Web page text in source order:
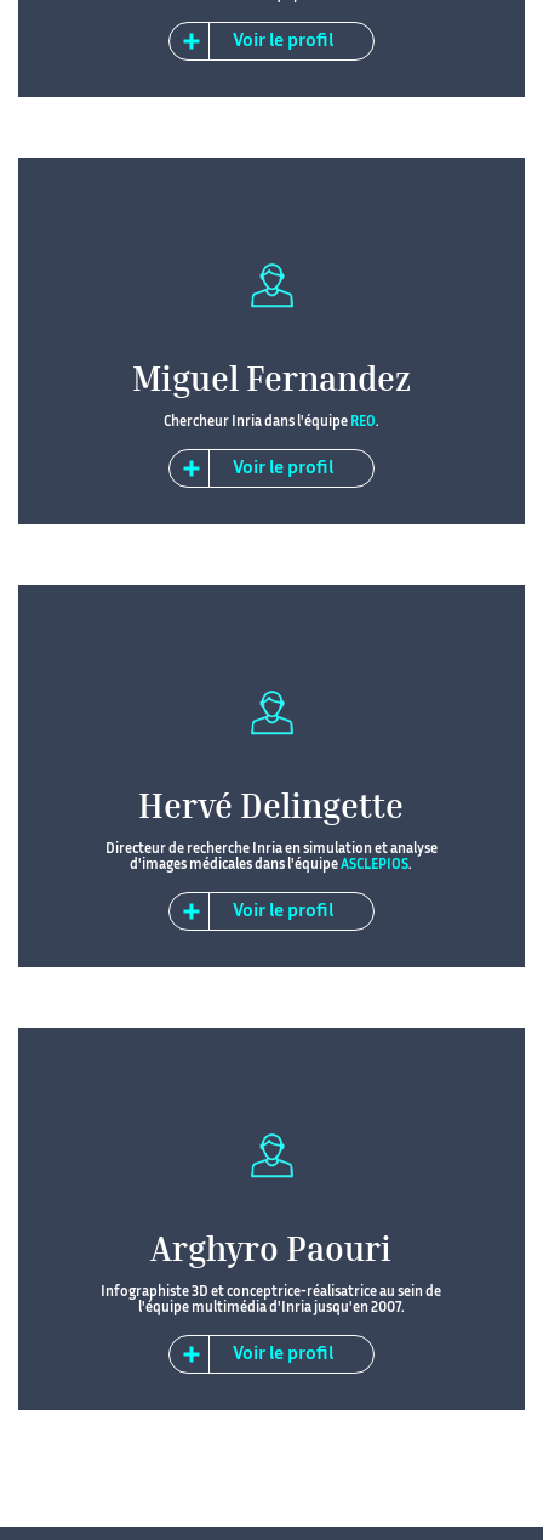
Voir le profil
Miguel Fernandez
Chercheur Inria dans l'équipe REO.
Voir le profil
Hervé Delingette
Directeur de recherche Inria en simulation et analyse
d'images médicales dans l'équipeASCLEPIOS.
Voir le profil
Arghyro Paouri
Infographiste 3D et conceptrice-réalisatrice au sein de
l'équipe multimédia d'Inria jusqu'en 2007.
Voir le profil